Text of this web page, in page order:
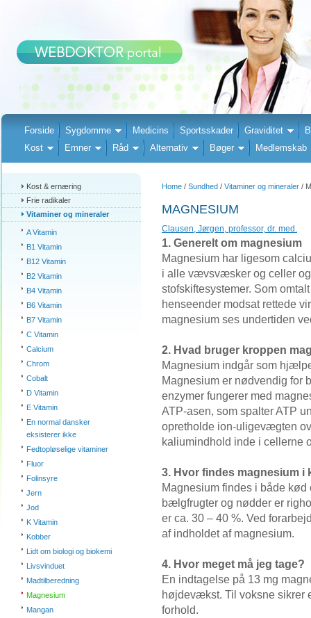
Forside Sygdomme Medicins Sportsskader Graviditet
Kost
Emner Råd Alternativ Bøger Medlemskab
Kost & ernæring
Frie radikaler
Vitaminer og mineraler
A Vitamin
B1 Vitamin
B12 Vitamin
B2 Vitamin
B4 Vitamin
B6 Vitamin
B7 Vitamin
C Vitamin
Calcium
Chrom
Cobalt
D Vitamin
E Vitamin
En normal dansker
eksisterer ikke
Fedtopløselige vitaminer
Fluor
Folinsyre
Jern
Jod
K Vitamin
Kobber
Lidt om biologi og biokemi
Livsvinduet
Madtilberedning
Magnesium
Mangan
Home / Sundhed / Vitaminer og mineraler /
MAGNESIUM
Clausen, Jørgen, professor, dr. med.
1. Generelt om magnesium
Magnesium har ligesom
i alle vævsvæsker og celler
stofskiftesystemer. Som
henseender modsat rettede
magnesium ses undertiden
2. Hvad bruger kroppen
Magnesium indgår som
Magnesium er nødvendig for
enzymer fungerer med
ATP-asen, som spalter ATP
opretholde ion-uligevægten
kaliumindhold inde i cellerne
3. Hvor findes magnesium i
Magnesium findes i både
bælgfrugter og nødder er
er ca. 30 – 40 %. Ved
af indholdet af magnesium.
4. Hvor meget må jeg tage?
En indtagelse på 13 mg
højdevækst. Til voksne sikrer
forhold.